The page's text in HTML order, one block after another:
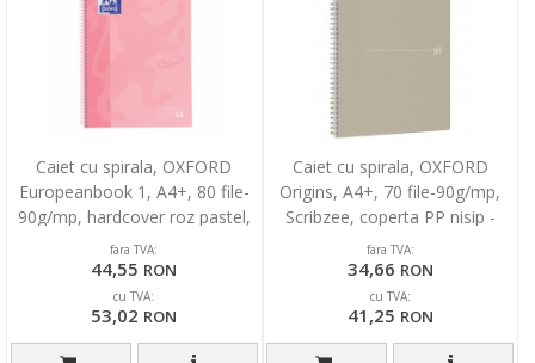
Caiet cu spirala, OXFORD
Europeanbook 1, A4+, 80 file-
90g/mp, hardcover roz pastel,
Scribzee-dictand
fara TVA:
44,55 RON
cu TVA:
53,02 RON
Caiet cu spirala, OXFORD
Origins, A4+, 70 file-90g/mp,
Scribzee, coperta PP nisip -
mate
fara TVA:
34,66 RON
cu TVA:
41,25 RON